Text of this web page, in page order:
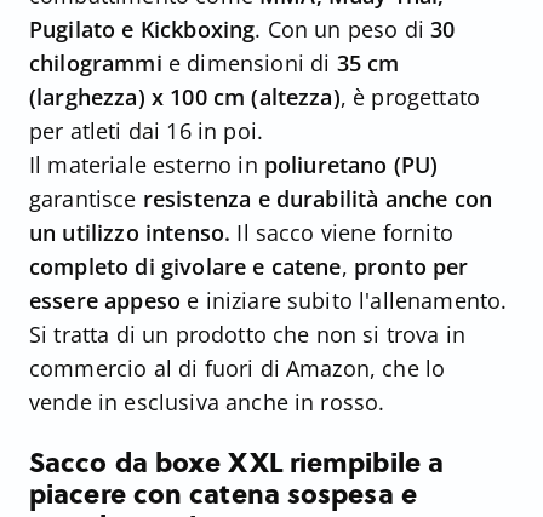
Pugilato e Kickboxing. Con un peso di30
chilogrammi e dimensioni di 35 cm
(larghezza) x 100 cm (altezza), è progettato
per atleti dai 16 in poi.
Il materiale esterno in poliuretano (PU)
garantisce resistenza e durabilità anche con
un utilizzo intenso. Il sacco viene fornito
completo di givolare e catene, pronto per
essere appeso e iniziare subito l'allenamento.
Si tratta di un prodotto che non si trova in
commercio al di fuori di Amazon, che lo
vende in esclusiva anche in rosso.
Sacco da boxe XXL riempibile a
piacere con catena sospesa e